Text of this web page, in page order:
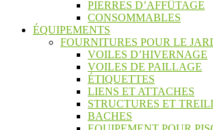
PIERRES D’AFFÛTAGE
CONSOMMABLES
ÉQUIPEMENTS
FOURNITURES POUR LE
VOILES D’HIVERNAGE
VOILES DE PAILLAGE
ÉTIQUETTES
LIENS ET ATTACHES
STRUCTURES ET
BACHES